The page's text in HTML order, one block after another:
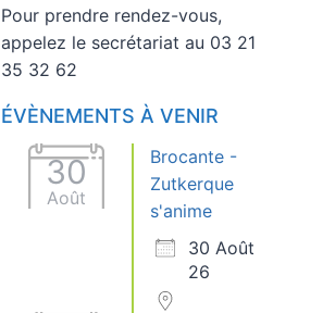
Pour prendre rendez-vous,
appelez le secrétariat au 03 21
35 32 62
ÉVÈNEMENTS À VENIR
30
Août
Brocante -
Zutkerque
s'anime
30 Août
26